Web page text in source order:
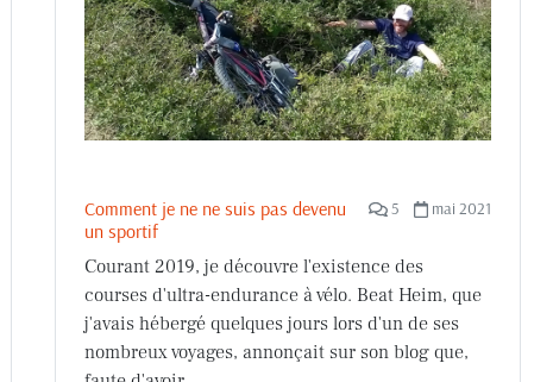
5 mai 2021
Comment je ne ne suis pas devenu
un sportif
Courant 2019, je découvre l'existence des
courses d'ultra-endurance à vélo. Beat Heim, que
j'avais hébergé quelques jours lors d'un de ses
nombreux voyages, annonçait sur son blog que,